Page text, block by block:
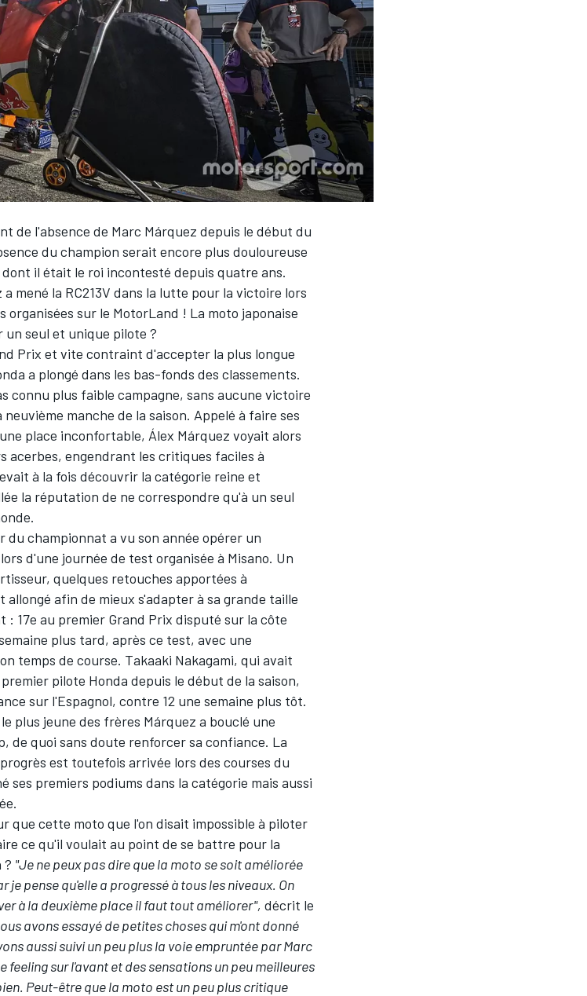
de l'absence de Marc Márquez depuis le début du
du champion serait encore plus douloureuse
il était le roi incontesté depuis quatre ans.
mené la RC213V dans la lutte pour la victoire lors
organisées sur le MotorLand ! La moto japonaise
seul et unique pilote ?
Prix et vite contraint d'accepter la plus longue
a plongé dans les bas-fonds des classements.
connu plus faible campagne, sans aucune victoire
manche de la saison. Appelé à faire ses
place inconfortable, Álex Márquez voyait alors
acerbes, engendrant les critiques faciles à
à la fois découvrir la catégorie reine et
la réputation de ne correspondre qu'à un seul
championnat a vu son année opérer un
d'une journée de test organisée à Misano. Un
quelques retouches apportées à
afin de mieux s'adapter à sa grande taille
: 17e au premier Grand Prix disputé sur la côte
plus tard, après ce test, avec une
temps de course. Takaaki Nakagami, qui avait
pilote Honda depuis le début de la saison,
sur l'Espagnol, contre 12 une semaine plus tôt.
plus jeune des frères Márquez a bouclé une
de quoi sans doute renforcer sa confiance. La
est toutefois arrivée lors des courses du
ses premiers podiums dans la catégorie mais aussi
que cette moto que l'on disait impossible à piloter
ce qu'il voulait au point de se battre pour la
? "Je ne peux pas dire que la moto se soit améliorée
pense qu'elle a progressé à tous les niveaux. On
à la deuxième place il faut tout améliorer", décrit le
avons essayé de petites choses qui m'ont donné
aussi suivi un peu plus la voie empruntée par Marc
feeling sur l'avant et des sensations un peu meilleures
Peut-être que la moto est un peu plus critique